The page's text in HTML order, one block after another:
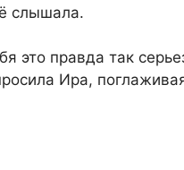
слышала.
это правда так
Ира,